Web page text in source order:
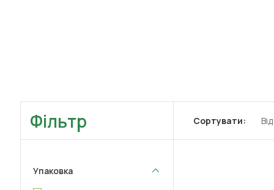
Фільтр
Упаковка
Сортувати: